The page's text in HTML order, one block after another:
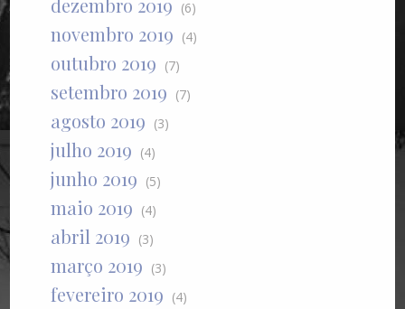
dezembro 2019 (6)
novembro 2019 (4)
outubro 2019 (7)
setembro 2019 (7)
agosto 2019 (3)
julho 2019 (4)
junho 2019 (5)
maio 2019 (4)
abril 2019 (3)
março 2019 (3)
fevereiro 2019 (4)